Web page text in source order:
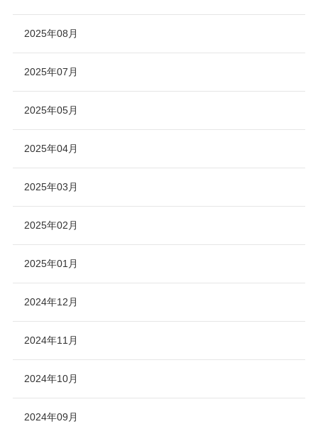
2025年08月
2025年07月
2025年05月
2025年04月
2025年03月
2025年02月
2025年01月
2024年12月
2024年11月
2024年10月
2024年09月